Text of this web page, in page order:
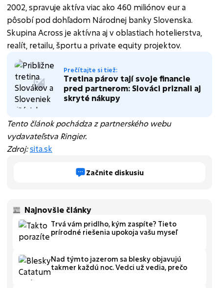
2002, spravuje aktíva viac ako 460 miliónov eur a
pôsobí pod dohľadom Národnej banky Slovenska.
Skupina Across je aktívna aj v oblastiach hotelierstva,
realít, retailu, športu a private equity projektov.
Prečítajte si tiež:
Tretina párov tají svoje financie
pred partnerom: Slováci priznali aj
skryté nákupy
Tento článok pochádza z partnerského webu
vydavateľstva Ringier.
Zdroj:sita.sk
Začnite diskusiu
Najnovšie články
Trvá vám pridlho, kým zaspíte? Tieto
prírodné riešenia upokoja vašu myseľ
Nad týmto jazerom sa blesky objavujú
takmer každú noc. Vedci už vedia, prečo